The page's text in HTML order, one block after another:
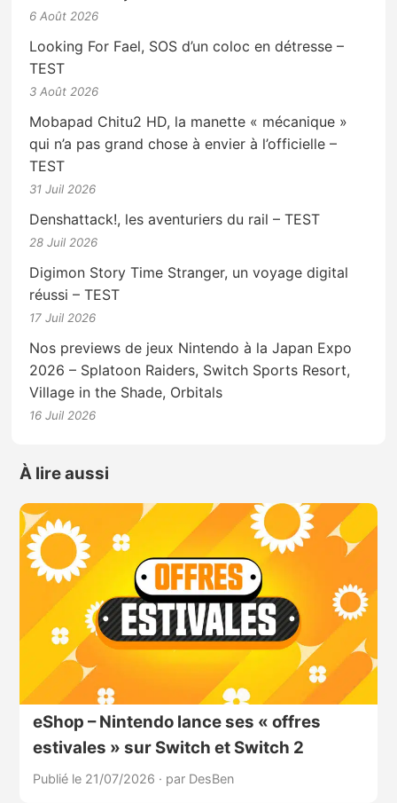
6 Août 2026
Looking For Fael, SOS d’un coloc en détresse –
TEST
3 Août 2026
Mobapad Chitu2 HD, la manette « mécanique »
qui n’a pas grand chose à envier à l’officielle –
TEST
31 Juil 2026
Denshattack!, les aventuriers du rail – TEST
28 Juil 2026
Digimon Story Time Stranger, un voyage digital
réussi – TEST
17 Juil 2026
Nos previews de jeux Nintendo à la Japan Expo
2026 – Splatoon Raiders, Switch Sports Resort,
Village in the Shade, Orbitals
16 Juil 2026
À lire aussi
eShop – Nintendo lance ses « offres
estivales » sur Switch et Switch 2
Publié le 21/07/2026 · par DesBen